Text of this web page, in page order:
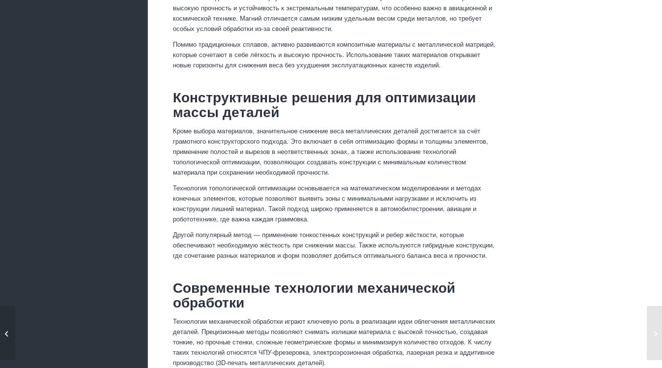
высокую прочность и устойчивость к экстремальным температурам, что особенно важно в авиационной и
космической технике. Магний отличается самым низким удельным весом среди металлов, но требует
особых условий обработки из-за своей реактивности.
Помимо традиционных сплавов, активно развиваются композитные материалы с металлической матрицей,
которые сочетают в себе лёгкость и высокую прочность. Использование таких материалов открывает
новые горизонты для снижения веса без ухудшения эксплуатационных качеств изделий.
Конструктивные решения для оптимизации
массы деталей
Кроме выбора материалов, значительное снижение веса металлических деталей достигается за счёт
грамотного конструкторского подхода. Это включает в себя оптимизацию формы и толщины элементов,
применение полостей и вырезов в неответственных зонах, а также использование технологий
топологической оптимизации, позволяющих создавать конструкции с минимальным количеством
материала при сохранении необходимой прочности.
Технология топологической оптимизации основывается на математическом моделировании и методах
конечных элементов, которые позволяют выявить зоны с минимальными нагрузками и исключить из
конструкции лишний материал. Такой подход широко применяется в автомобилестроении, авиации и
робототехнике, где важна каждая граммовка.
Другой популярный метод — применение тонкостенных конструкций и ребер жёсткости, которые
обеспечивают необходимую жёсткость при снижении массы. Также используются гибридные конструкции,
где сочетание разных материалов и форм позволяет добиться оптимального баланса веса и прочности.
Современные технологии механической
обработки
Технологии механической обработки играют ключевую роль в реализации идеи облегчения металлических
деталей. Прецизионные методы позволяют снимать излишки материала с высокой точностью, создавая
тонкие, но прочные стенки, сложные геометрические формы и минимизируя количество отходов. К числу
таких технологий относятся ЧПУ-фрезеровка, электроэрозионная обработка, лазерная резка и аддитивное
производство (3D-печать металлических деталей).